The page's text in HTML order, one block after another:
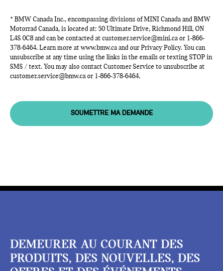
* BMW Canada Inc., encompassing divisions of MINI Canada and BMW
Motorrad Canada, is located at: 50 Ultimate Drive, Richmond Hill, ON
L4S 0C8 and can be contacted at customer.service@mini.ca or 1-866-
378-6464. Learn more at www.bmw.ca and our Privacy Policy. You can
unsubscribe at any time using the links in the emails or texting STOP in
SMS / text. You may also contact Customer Service to unsubscribe at
customer.service@bmw.ca or 1-866-378-6464.
SOUMETTRE MA DEMANDE
DEMEURER AU COURANT DES
PRODUITS, DES NOUVELLES, DES